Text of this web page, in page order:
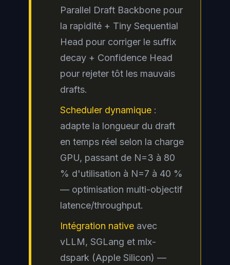
Parallel Draft Backbone pour
la rapidité + Tiny Sequential
Head pour corriger le suffix
decay + Confidence Head
pour rejeter tôt les mauvais
drafts.
Scheduler dynamique :
adapte la longueur du draft
en temps réel selon la charge
GPU, passant de N=3 à 80
% d'utilisation à N=7 à 40 %
— optimisation multi-objectif
latence/throughput.
Intégration native avec
vLLM, SGLang et mlx-
dspark (Apple Silicon) —